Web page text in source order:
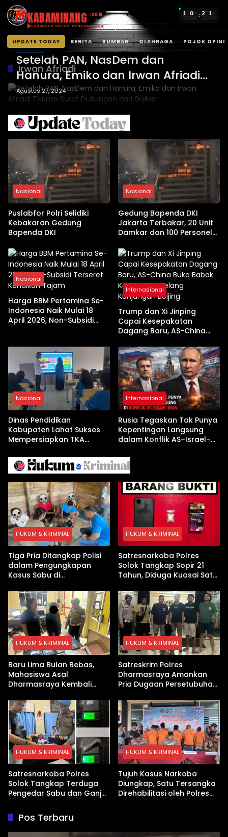
KABAMINANG .com
TERDEPAN DALAM MENGABARKAN
1 0 : 2 1
UPDATE TODAY BERITA SUMBAR OLAHRAGA POJOK OPINI
Langsung
konten
Irwan Afriadi
SUMBAR
Setelah PAN, NasDem dan
Hanura, Emiko dan Irwan Afriadi
Terima Surat Dukungan dari
Golkar
Agustus 27, 2024
Nasional
Puslabfor Polri Selidiki
Kebakaran Gedung
Bapenda DKI
Nasional
Gedung Bapenda DKI
Jakarta Terbakar, 20 Unit
Damkar dan 100 Personel
Nasional
Harga BBM Pertamina Se-
Indonesia Naik Mulai 18
April 2026, Non-Subsidi
Internasional
Trump dan Xi Jinping
Capai Kesepakatan
Dagang Baru, AS-China
Jelang Kunjungan Beijing
Nasional
Dinas Pendidikan
Kabupaten Lahat Sukses
Mempersiapkan TKA
Pembekalan Latihan Soal
Tanpa Internet
Internasional
Rusia Tegaskan Tak Punya
Kepentingan Langsung
dalam Konflik AS–Israel–
HUKUM & KRIMINAL
Tiga Pria Ditangkap Polisi
dalam Pengungkapan
Kasus Sabu di
Digital hingga Bong Disita
HUKUM & KRIMINAL
Satresnarkoba Polres
Solok Tangkap Sopir 21
Tahun, Diduga Kuasai Satu
HUKUM & KRIMINAL
Baru Lima Bulan Bebas,
Mahasiswa Asal
Dharmasraya Kembali
HUKUM & KRIMINAL
Satreskrim Polres
Dharmasraya Amankan
Pria Dugaan Persetubuhan
HUKUM & KRIMINAL
Satresnarkoba Polres
Solok Tangkap Terduga
Pengedar Sabu dan Ganja
HUKUM & KRIMINAL
Tujuh Kasus Narkoba
Diungkap, Satu Tersangka
Direhabilitasi oleh Polres
Pos Terbaru